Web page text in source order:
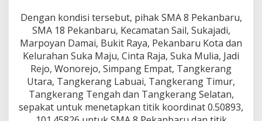
Dengan kondisi tersebut, pihak SMA 8 Pekanbaru,
SMA 18 Pekanbaru, Kecamatan Sail, Sukajadi,
Marpoyan Damai, Bukit Raya, Pekanbaru Kota dan
Kelurahan Suka Maju, Cinta Raja, Suka Mulia, Jadi
Rejo, Wonorejo, Simpang Empat, Tangkerang
Utara, Tangkerang Labuai, Tangkerang Timur,
Tangkerang Tengah dan Tangkerang Selatan,
sepakat untuk menetapkan titik koordinat 0.50893,